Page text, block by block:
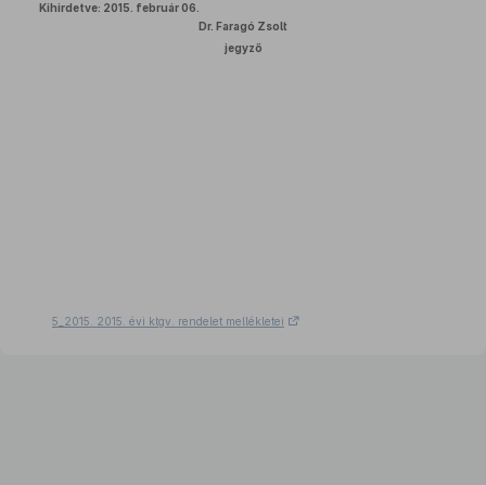
Kihirdetve: 2015. február 06.
Dr. Faragó Zsolt
jegyző
5_2015. 2015. évi ktgv. rendelet mellékletei